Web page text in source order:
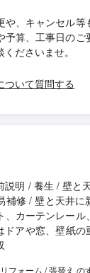
や、キャンセル
予算、工事日のご
ださいませ。
ついて質問する
説明 / 養生 / 壁と
補修 / 壁と天井
、カーテンレー
ドアや窓、壁紙
フォーム / 張替え の